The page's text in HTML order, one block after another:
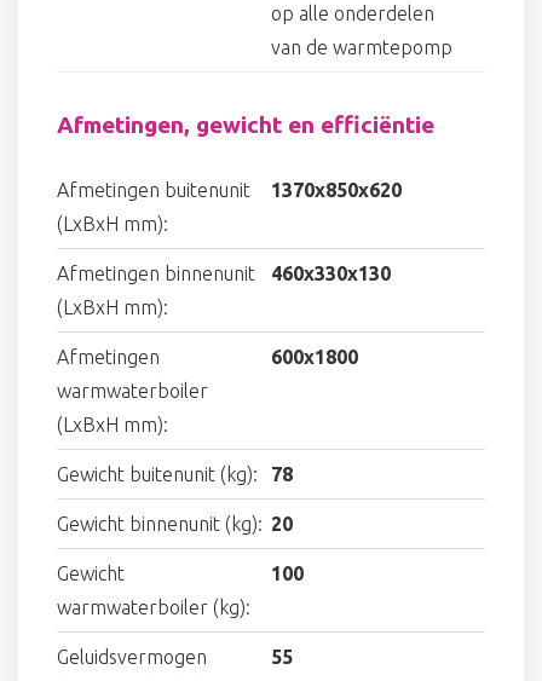
op alle onderdelen
van de warmtepomp
Afmetingen, gewicht en efficiëntie
Afmetingen buitenunit
(LxBxH mm):
1370x850x620
Afmetingen binnenunit
(LxBxH mm):
460x330x130
Afmetingen
warmwaterboiler
(LxBxH mm):
600x1800
Gewicht buitenunit (kg): 78
Gewicht binnenunit (kg): 20
Gewicht
warmwaterboiler (kg):
100
Geluidsvermogen
55